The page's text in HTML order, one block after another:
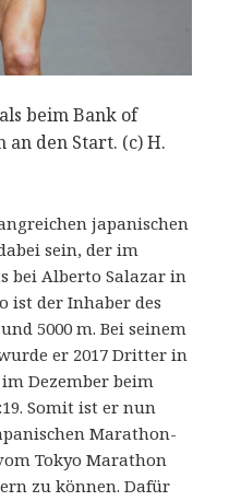
beim Bank of
an den Start. (c) H.
japanischen
sein, der im
bei Alberto Salazar in
ist der Inhaber des
5000 m. Bei seinem
er 2017 Dritter in
Dezember beim
Somit ist er nun
Marathon-
Tokyo Marathon
zu können. Dafür